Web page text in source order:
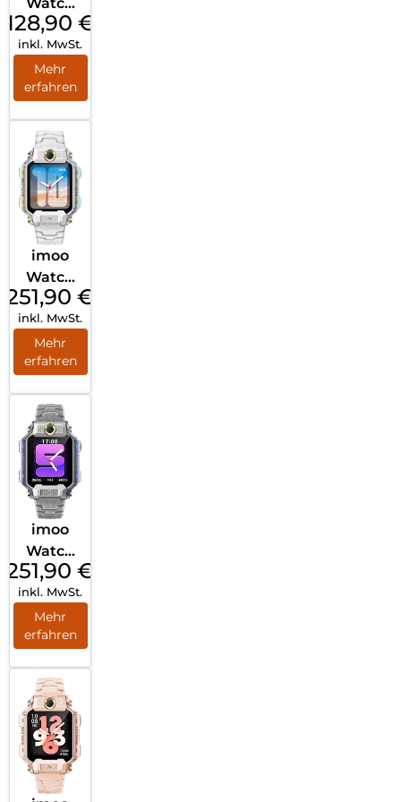
Phone
Z3 Rosa
128,90 €
inkl. MwSt.
Mehr
erfahren
imoo
Watch
Phone
X10
Weiß
251,90 €
inkl. MwSt.
Mehr
erfahren
imoo
Watch
Phone
X10
Silber
251,90 €
inkl. MwSt.
Mehr
erfahren